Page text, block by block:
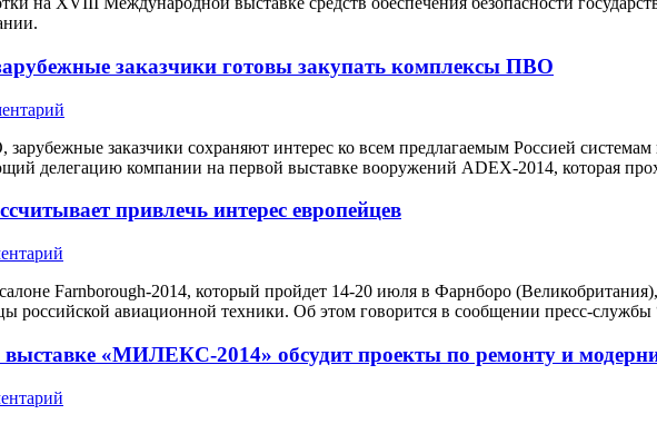
заказчики готовы закупать комплексы ПВО
заказчики сохраняют интерес ко всем предлагаемым Россией
делегацию компании на первой выставке вооружений ADEX-2014, которая
привлечь интерес европейцев
Farnborough-2014, который пройдет 14-20 июля в Фарнборо
российской авиационной техники. Об этом говорится в сообщении пресс-службы
«МИЛЕКС-2014» обсудит проекты по ремонту и